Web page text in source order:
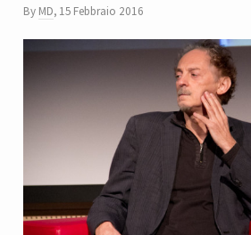
By MD, 15 Febbraio 2016